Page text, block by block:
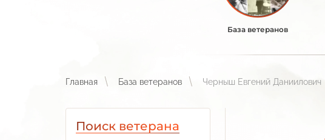
База ветеранов
Главная База ветеранов Черныш Евгений Даниилович
Поиск ветерана